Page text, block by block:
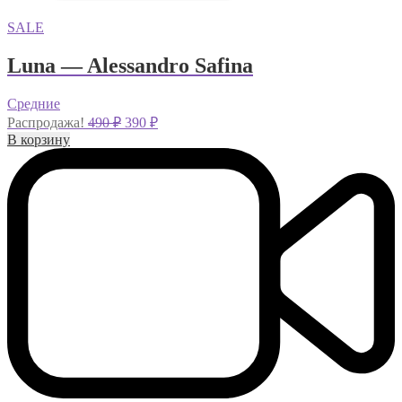
SALE
Luna — Alessandro Safina
Средние
Распродажа! 490₽ Первоначальная
составляла
490 ₽.
390 ₽Текущая
В корзину